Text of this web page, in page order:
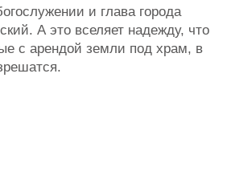
и глава города
А это вселяет надежду, что
с арендой земли под храм, в